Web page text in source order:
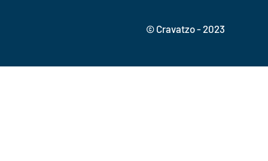
© Cravatzo - 2023